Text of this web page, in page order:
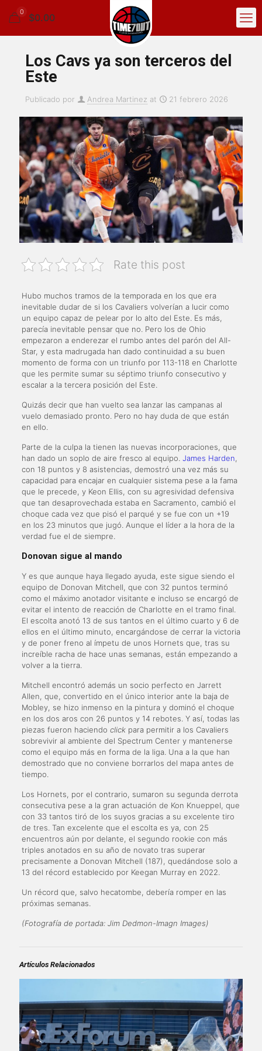
0 $0.00
Los Cavs ya son terceros del
Este
Publicado por Andrea Martinez at 21 febrero 2026
Rate this post
Hubo muchos tramos de la temporada en los que era
inevitable dudar de si los Cavaliers volverían a lucir como
un equipo capaz de pelear por lo alto del Este. Es más,
parecía inevitable pensar que no. Pero los de Ohio
empezaron a enderezar el rumbo antes del parón del All-
Star, y esta madrugada han dado continuidad a su buen
momento de forma con un triunfo por 113-118 en Charlotte
que les permite sumar su séptimo triunfo consecutivo y
escalar a la tercera posición del Este.
Quizás decir que han vuelto sea lanzar las campanas al
vuelo demasiado pronto. Pero no hay duda de que están
en ello.
Parte de la culpa la tienen las nuevas incorporaciones, que
han dado un soplo de aire fresco al equipo. James Harden,
con 18 puntos y 8 asistencias, demostró una vez más su
capacidad para encajar en cualquier sistema pese a la fama
que le precede, y Keon Ellis, con su agresividad defensiva
que tan desaprovechada estaba en Sacramento, cambió el
choque cada vez que pisó el parqué y se fue con un +19
en los 23 minutos que jugó. Aunque el líder a la hora de la
verdad fue el de siempre.
Donovan sigue al mando
Y es que aunque haya llegado ayuda, este sigue siendo el
equipo de Donovan Mitchell, que con 32 puntos terminó
como el máximo anotador visitante e incluso se encargó de
evitar el intento de reacción de Charlotte en el tramo final.
El escolta anotó 13 de sus tantos en el último cuarto y 6 de
ellos en el último minuto, encargándose de cerrar la victoria
y de poner freno al ímpetu de unos Hornets que, tras su
increíble racha de hace unas semanas, están empezando a
volver a la tierra.
Mitchell encontró además un socio perfecto en Jarrett
Allen, que, convertido en el único interior ante la baja de
Mobley, se hizo inmenso en la pintura y dominó el choque
en los dos aros con 26 puntos y 14 rebotes. Y así, todas las
piezas fueron haciendo click para permitir a los Cavaliers
sobrevivir al ambiente del Spectrum Center y mantenerse
como el equipo más en forma de la liga. Una a la que han
demostrado que no conviene borrarlos del mapa antes de
tiempo.
Los Hornets, por el contrario, sumaron su segunda derrota
consecutiva pese a la gran actuación de Kon Knueppel, que
con 33 tantos tiró de los suyos gracias a su excelente tiro
de tres. Tan excelente que el escolta es ya, con 25
encuentros aún por delante, el segundo rookie con más
triples anotados en su año de novato tras superar
precisamente a Donovan Mitchell (187), quedándose solo a
13 del récord establecido por Keegan Murray en 2022.
Un récord que, salvo hecatombe, debería romper en las
próximas semanas.
(Fotografía de portada: Jim Dedmon-Imagn Images)
Artículos Relacionados